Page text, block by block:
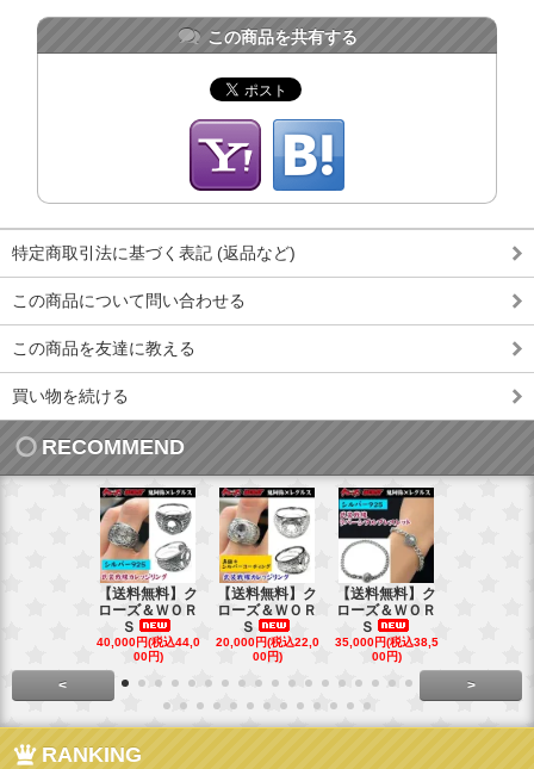
この商品を共有する
特定商取引法に基づく表記 (返品など)
この商品について問い合わせる
この商品を友達に教える
買い物を続ける
RECOMMEND
【送料無料】ク
ローズ＆ＷＯＲ
Ｓ
40,000円(税込44,0
00円)
【送料無料】ク
ローズ＆ＷＯＲ
Ｓ
20,000円(税込22,0
00円)
【送料無料】ク
ローズ＆ＷＯＲ
Ｓ
35,000円(税込38,5
00円)
< >
RANKING